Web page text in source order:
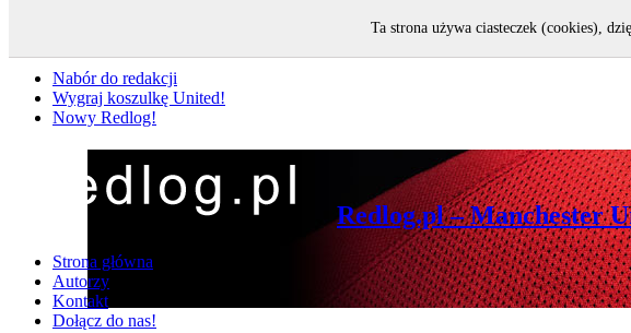
Nabór do redakcji
Wygraj koszulkę United!
Nowy Redlog!
Redlog.pl – Manchester
Strona główna
Autorzy
Kontakt
Dołącz do nas!
Ta strona używa ciasteczek (cookies),